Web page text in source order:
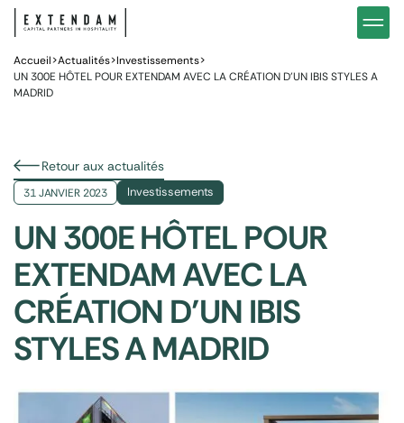
Notre stratégie d’investissements hôteliers Nos
Investir
Pourquoi investir dans l’hôtellerie ?
Vous êtes
Actualités
Accueil>Actualités>Investissements>
UN 300E HÔTEL POUR EXTENDAM AVEC LA CRÉATION D’UN IBIS STYLES A
MADRID
Retour aux actualités
31 JANVIER 2023 Investissements
UN 300E HÔTEL POUR
EXTENDAM AVEC LA
CRÉATION D’UN IBIS
STYLES A MADRID